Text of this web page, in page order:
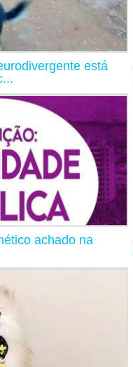
está
achado na